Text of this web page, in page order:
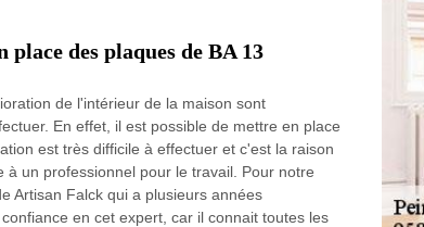
des plaques de BA 13
de l'intérieur de la maison sont
En effet, il est possible de mettre en place
est très difficile à effectuer et c'est la raison
à un professionnel pour le travail. Pour notre
Artisan Falck qui a plusieurs années
en cet expert, car il connait toutes les